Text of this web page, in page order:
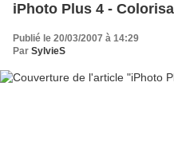
iPhoto Plus 4 -
Publié le 20/03/2007 à 14:29
Par SylvieS